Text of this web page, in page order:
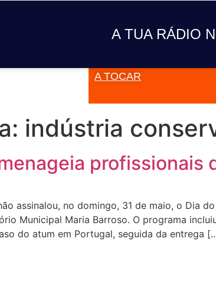
A TUA RÁDIO
A TUA
A TOCAR
indústria
profissionais
assinalou, no domingo, 31 de maio, o Dia
Municipal Maria Barroso. O programa
do atum em Portugal, seguida da entrega